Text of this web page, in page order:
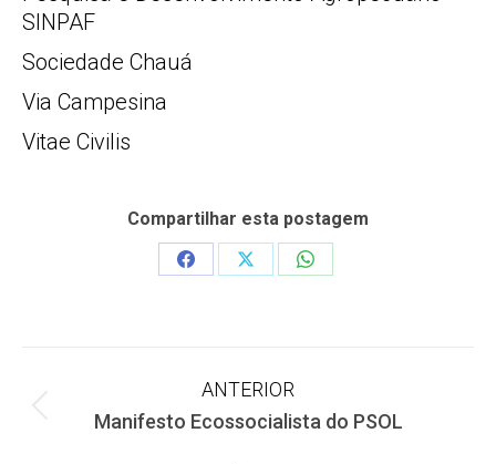
SINPAF
Sociedade Chauá
Via Campesina
Vitae Civilis
Compartilhar esta postagem
Share
Share
Share
Navegação
ANTERIOR
Post
Manifesto Ecossocialista do PSOL